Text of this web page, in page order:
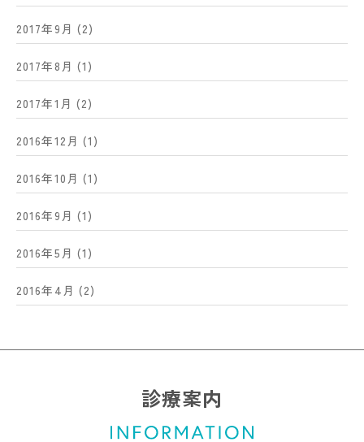
2017年9月 (2)
2017年8月 (1)
2017年1月 (2)
2016年12月 (1)
2016年10月 (1)
2016年9月 (1)
2016年5月 (1)
2016年4月 (2)
診療案内